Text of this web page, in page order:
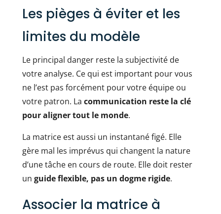
Les pièges à éviter et les
limites du modèle
Le principal danger reste la subjectivité de
votre analyse. Ce qui est important pour vous
ne l’est pas forcément pour votre équipe ou
votre patron. La communication reste la clé
pour aligner tout le monde.
La matrice est aussi un instantané figé. Elle
gère mal les imprévus qui changent la nature
d’une tâche en cours de route. Elle doit rester
un guide flexible, pas un dogme rigide.
Associer la matrice à